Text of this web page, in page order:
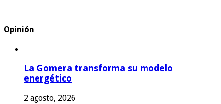
Opinión
La Gomera transforma su modelo
energético
2 agosto, 2026